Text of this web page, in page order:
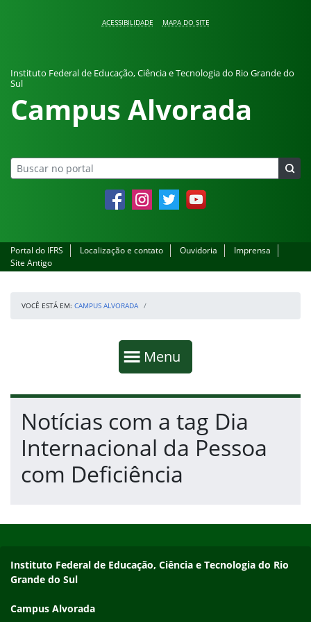
ACESSIBILIDADE MAPA DO SITE
Instituto Federal de Educação, Ciência e Tecnologia do Rio Grande do
Sul
Campus Alvorada
FacebookInstagramTwitter YouTube
Portal do IFRS Localização e contato Ouvidoria
Imprensa
Site Antigo
VOCÊ ESTÁ EM: CAMPUS ALVORADA
Mostrar
Menu
Fim da navegação
Início do conteúdo
Notícias com a tag Dia
Internacional da Pessoa
com Deficiência
Endereço
Instituto Federal de Educação, Ciência e Tecnologia do Rio
Grande do Sul
Campus Alvorada